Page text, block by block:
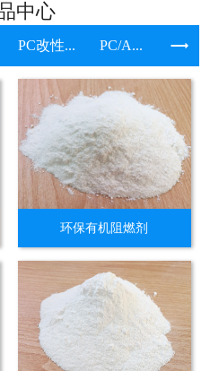
PC改性... PC/A... 溴系
环保有机阻燃剂